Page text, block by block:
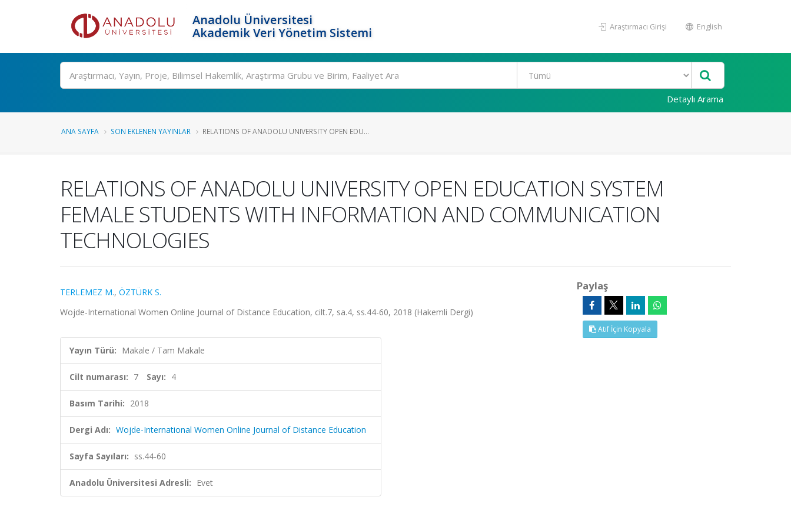
Anadolu Üniversitesi
Akademik Veri Yönetim Sistemi
Araştırmacı Girişi English
Ara
Detaylı Arama
ANA SAYFA SON EKLENEN YAYINLAR RELATIONS OF ANADOLU UNIVERSITY OPEN EDU...
RELATIONS OF ANADOLU UNIVERSITY OPEN EDUCATION SYSTEM
FEMALE STUDENTS WITH INFORMATION AND COMMUNICATION
TECHNOLOGIES
TERLEMEZ M., ÖZTÜRK S.
Wojde-International Women Online Journal of Distance Education, cilt.7, sa.4, ss.44-60, 2018 (Hakemli Dergi)
Yayın Türü: Makale / Tam Makale
Cilt numarası: 7 Sayı: 4
Basım Tarihi: 2018
Dergi Adı: Wojde-International Women Online Journal of Distance Education
Sayfa Sayıları: ss.44-60
Anadolu Üniversitesi Adresli: Evet
Paylaş
Atıf İçin Kopyala